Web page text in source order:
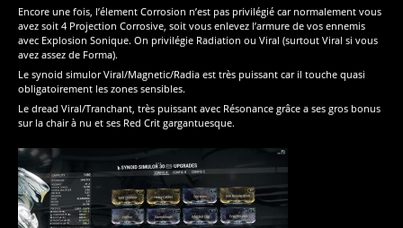
Encore une fois, l’élement Corrosion n’est pas privilégié car normalement vous
avez soit 4 Projection Corrosive, soit vous enlevez l’armure de vos ennemis
avec Explosion Sonique. On privilégie Radiation ou Viral (surtout Viral si vous
avez assez de Forma).
Le synoid simulor Viral/Magnetic/Radia est très puissant car il touche quasi
obligatoirement les zones sensibles.
Le dread Viral/Tranchant, très puissant avec Résonance grâce a ses gros bonus
sur la chair à nu et ses Red Crit gargantuesque.